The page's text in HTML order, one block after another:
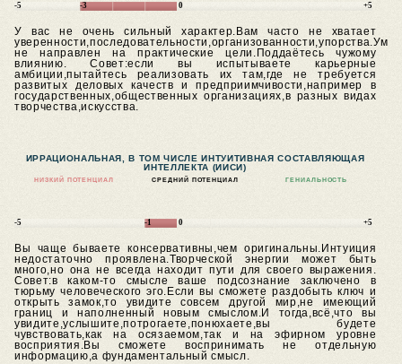
-5 -3 0 +5
У вас не очень сильный характер.Вам часто не хватает
уверенности,последовательности,организованности,упорства.Ум
не направлен на практические цели.Поддаётесь чужому
влиянию.Совет:если вы испытываете карьерные
амбиции,пытайтесь реализовать их там,где не требуется
развитых деловых качеств и предприимчивости,например в
государственных,общественных организациях,в разных видах
творчества,искусства.
ИРРАЦИОНАЛЬНАЯ, В ТОМ ЧИСЛЕ ИНТУИТИВНАЯ СОСТАВЛЯЮЩАЯ
ИНТЕЛЛЕКТА (ИИСИ)
НИЗКИЙ ПОТЕНЦИАЛ СРЕДНИЙ ПОТЕНЦИАЛ ГЕНИАЛЬНОСТЬ
-5 -1 0 +5
Вы чаще бываете консервативны,чем оригинальны.Интуиция
недостаточно проявлена.Творческой энергии может быть
много,но она не всегда находит пути для своего выражения.
Совет:в каком-то смысле ваше подсознание заключено в
тюрьму человеческого эго.Если вы сможете раздобыть ключ и
открыть замок,то увидите совсем другой мир,не имеющий
границ и наполненный новым смыслом.И тогда,всё,что вы
увидите,услышите,потрогаете,понюхаете,вы будете
чувствовать,как на осязаемом,так и на эфирном уровне
восприятия.Вы сможете воспринимать не отдельную
информацию,а фундаментальный смысл.